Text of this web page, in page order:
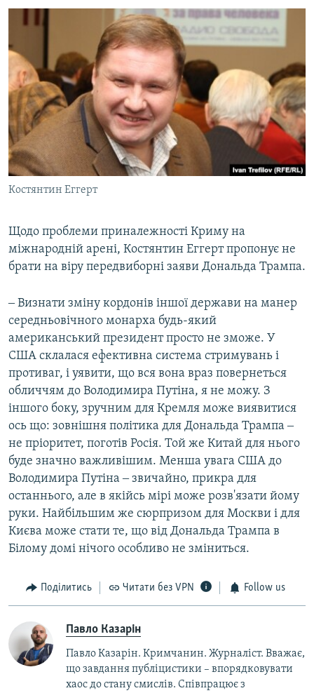
Костянтин Еггерт
Щодо проблеми приналежності Криму на
міжнародній арені, Костянтин Еггерт пропонує не
брати на віру передвиборні заяви Дональда Трампа.
‒ Визнати зміну кордонів іншої держави на манер
середньовічного монарха будь-який
американський президент просто не зможе. У
США склалася ефективна система стримувань і
противаг, і уявити, що вся вона враз повернеться
обличчям до Володимира Путіна, я не можу. З
іншого боку, зручним для Кремля може виявитися
ось що: зовнішня політика для Дональда Трампа ‒
не пріоритет, поготів Росія. Той же Китай для нього
буде значно важливішим. Менша увага США до
Володимира Путіна ‒ звичайно, прикра для
останнього, але в якійсь мірі може розв'язати йому
руки. Найбільшим же сюрпризом для Москви і для
Києва може стати те, що від Дональда Трампа в
Білому домі нічого особливо не зміниться.
Поділитись Читати без VPN Follow us
Павло Казарін
Павло Казарін. Кримчанин. Журналіст. Вважає,
що завдання публіцистики – впорядковувати
хаос до стану смислів. Співпрацює з